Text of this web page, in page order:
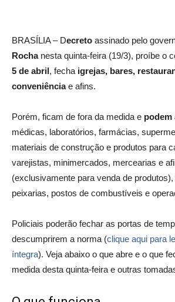
BRASÍLIA – Decreto assinado pelo
Rochanesta quinta-feira (19/3), proíbe o
5 de abril, fecha igrejas, bares,
conveniênciae afins.
Porém, ficam de fora da medida e podem
médicas, laboratórios, farmácias,
materiais de construção e produtos para
varejistas, minimercados, mercearias e
(exclusivamente para venda de
peixarias, postos de combustíveis e
Policiais poderão fechar as portas de
descumprirem a norma (clique aqui para
íntegra). Veja abaixo o que abre e o que
medida desta quinta-feira e outras